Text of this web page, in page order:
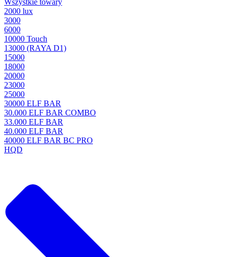
Wszystkie towary
2000 lux
3000
6000
10000 Touch
13000 (RAYA D1)
15000
18000
20000
23000
25000
30000 ELF BAR
30.000 ELF BAR COMBO
33.000 ELF BAR
40.000 ELF BAR
40000 ELF BAR BC PRO
HQD